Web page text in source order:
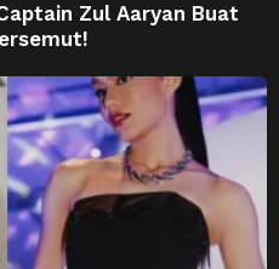
Zul Aaryan Buat